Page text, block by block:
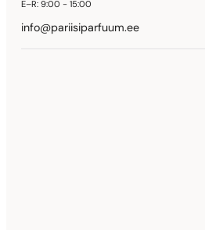
E–R:9:00 - 15:00
info@pariisiparfuum.ee